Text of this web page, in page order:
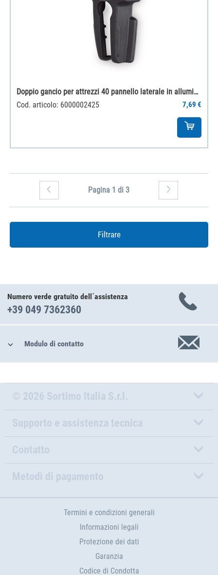
Doppio gancio per attrezzi 40 pannello laterale in alluminio
Cod. articolo: 6000002425
7,69 €
Pagina 1 di 3
Filtrare
Numero verde gratuito dell´assistenza
+39 049 7362360
Modulo di contatto
© 2026 Sortimo Italia S.r.l.
Supporto e assistenza tecnica
Contatto
Metodi di pagamento
Termini e condizioni generali
Informazioni legali
Protezione dei dati
Garanzia
Codice di Condotta